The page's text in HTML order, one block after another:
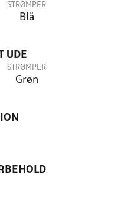
STRØMPER
Blå
UDE
STRØMPER
Grøn